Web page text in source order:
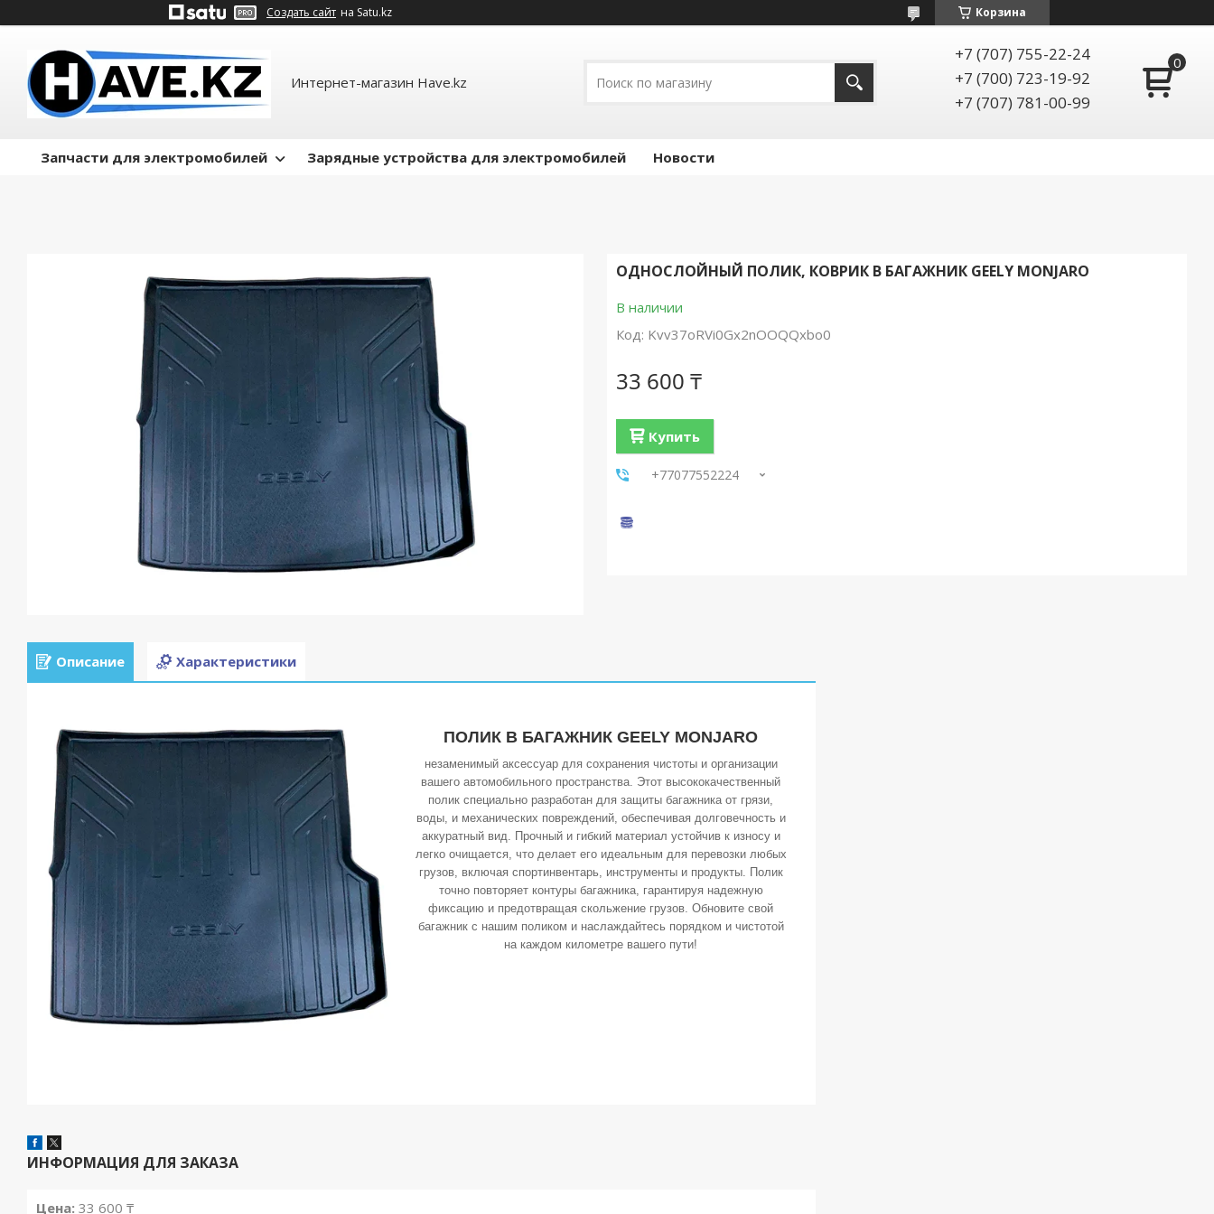
Создать сайт на Satu.kz Корзина
Интернет-магазин Have.kz
+7 (707) 755-22-24
+7 (700) 723-19-92
+7 (707) 781-00-99
Запчасти для электромобилей Зарядные устройства для электромобилей Новости
ОДНОСЛОЙНЫЙ ПОЛИК, КОВРИК В БАГАЖНИК GEELY MONJARO
В наличии
Код: Kvv37oRVi0Gx2nOOQQxbo0
33 600 ₸
Купить
+77077552224
Описание Характеристики
ПОЛИК В БАГАЖНИК GEELY MONJARO
незаменимый аксессуар для сохранения чистоты и организации
вашего автомобильного пространства. Этот высококачественный
полик специально разработан для защиты багажника от грязи,
воды, и механических повреждений, обеспечивая долговечность и
аккуратный вид. Прочный и гибкий материал устойчив к износу и
легко очищается, что делает его идеальным для перевозки любых
грузов, включая спортинвентарь, инструменты и продукты. Полик
точно повторяет контуры багажника, гарантируя надежную
фиксацию и предотвращая скольжение грузов. Обновите свой
багажник с нашим поликом и наслаждайтесь порядком и чистотой
на каждом километре вашего пути!
ИНФОРМАЦИЯ ДЛЯ ЗАКАЗА
Цена: 33 600 ₸